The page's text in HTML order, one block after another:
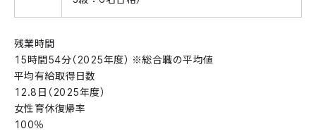
残業時間
15時間54分（2025年度） ※総合職の平均値
平均有給取得日数
12.8日（2025年度）
女性育休復帰率
100％